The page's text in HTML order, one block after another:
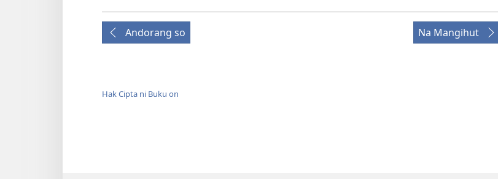
Andorang so Na Mangihut
Hak Cipta ni Buku on